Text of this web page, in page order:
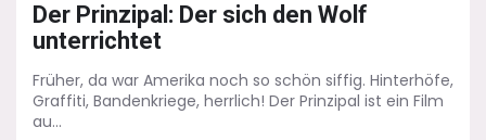
Der Prinzipal: Der sich den Wolf
unterrichtet
Früher, da war Amerika noch so schön siffig. Hinterhöfe,
Graffiti, Bandenkriege, herrlich! Der Prinzipal ist ein Film
au...